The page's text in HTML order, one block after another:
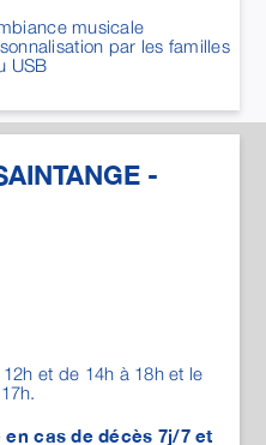
musicale
par les familles
USB
-
et de 14h à 18h et le
cas de décès 7j/7 et